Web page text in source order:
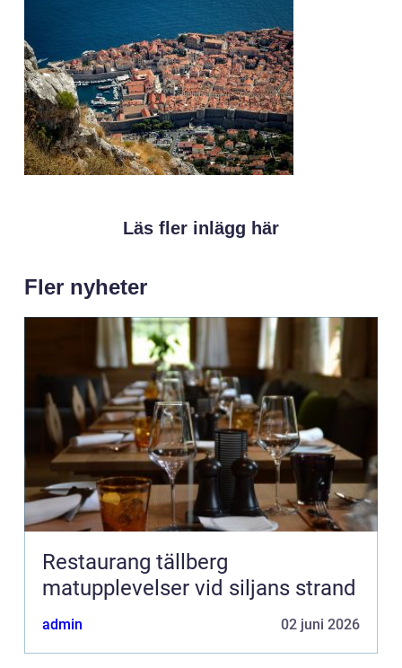
Läs fler inlägg här
Fler nyheter
Restaurang tällberg
matupplevelser vid siljans strand
admin 02 juni 2026